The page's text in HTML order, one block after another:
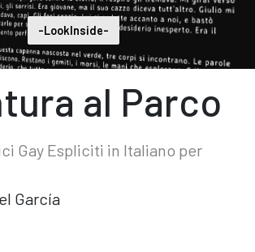
-LookInside-
al Parco
Gay Espliciti in Italiano per
García